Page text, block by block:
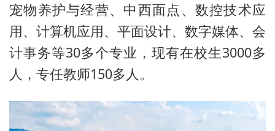
宠物养护与经营、中西面点、数控技术应
用、计算机应用、平面设计、数字媒体、会
计事务等30多个专业，现有在校生3000多
人，专任教师150多人。